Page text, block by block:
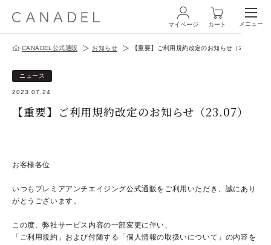
ログイン・新規会員登録
化粧水
スペシャルケア
マイページ カート メニュー
CANADEL公式通販 お知らせ 【重要】ご利用規約改定のお知らせ（23.07）
ニュース
2023.07.24
【重要】ご利用規約改定のお知らせ（23.07）
お客様各位
いつもプレミアアンチエイジング公式通販をご利用いただき、誠にあり
がとうございます。
この度、弊社サービス内容の一部変更に伴い、
「ご利用規約」および付随する「個人情報の取扱いについて」の内容を